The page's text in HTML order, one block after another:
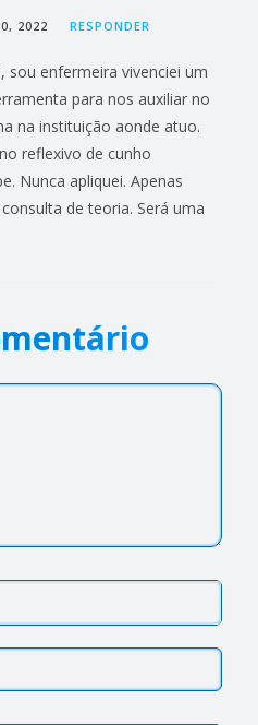
2022 RESPONDER
sou enfermeira vivenciei um
para nos auxiliar no
na instituição aonde atuo.
reflexivo de cunho
Nunca apliquei. Apenas
de teoria. Será uma